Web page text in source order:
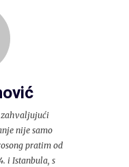
zahvaljujući
nije samo
pratim od
i Istanbula, s